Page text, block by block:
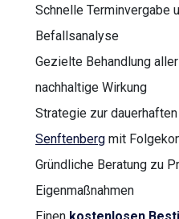
Schnelle Terminvergabe
Befallsanalyse
Gezielte Behandlung
nachhaltige Wirkung
Strategie zur dauerhaften
Senftenberg mit
Gründliche Beratung zu
Eigenmaßnahmen